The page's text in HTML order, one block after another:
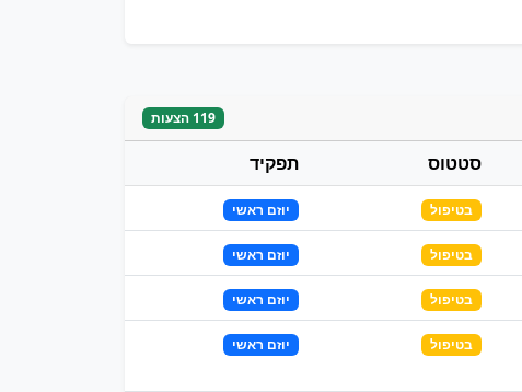
119 הצעות
סטטוס
תפקיד
בטיפול יוזם ראשי
בטיפול יוזם ראשי
בטיפול יוזם ראשי
בטיפול יוזם ראשי